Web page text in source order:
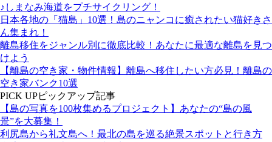
♪しまなみ海道をプチサイクリング！
日本各地の「猫島」10選！島のニャンコに癒されたい猫好きさ
ん集まれ！
離島移住をジャンル別に徹底比較！あなたに最適な離島を見つ
けよう
【離島の空き家・物件情報】離島へ移住したい方必見！離島の
空き家バンク10選
PICK UPピックアップ記事
【島の写真を100枚集めるプロジェクト】あなたの“島の風
景”を大募集！
利尻島から礼文島へ！最北の島を巡る絶景スポットと行き方